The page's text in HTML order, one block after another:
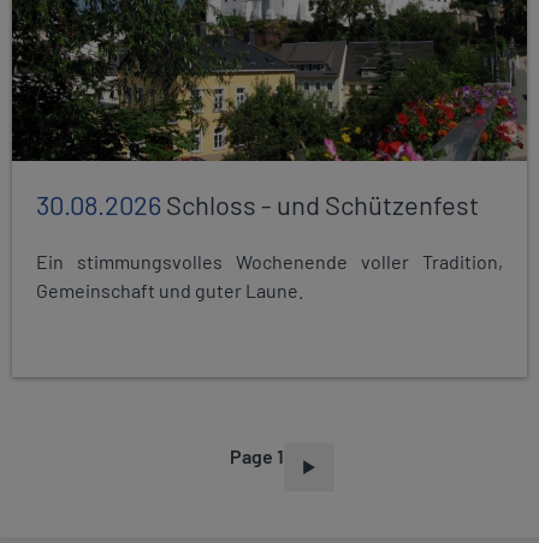
30.08.2026Schloss - und Schützenfest
Ein stimmungsvolles Wochenende voller Tradition,
Gemeinschaft und guter Laune.
Page 1